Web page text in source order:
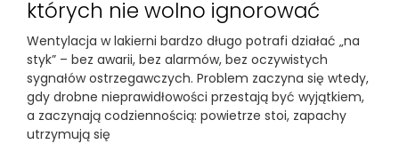
których nie wolno ignorować
Wentylacja w lakierni bardzo długo potrafi działać „na
styk” – bez awarii, bez alarmów, bez oczywistych
sygnałów ostrzegawczych. Problem zaczyna się wtedy,
gdy drobne nieprawidłowości przestają być wyjątkiem,
a zaczynają codziennością: powietrze stoi, zapachy
utrzymują się